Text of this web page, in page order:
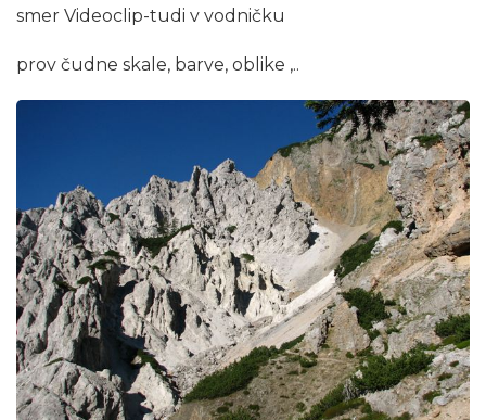
smer Videoclip-tudi v vodničku
prov čudne skale, barve, oblike ,..